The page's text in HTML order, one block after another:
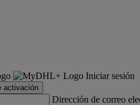
Iniciar sesión
activación
Dirección de correo